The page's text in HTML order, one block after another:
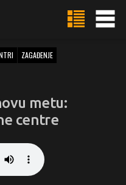
ZAGAĐENJE
metu:
centre